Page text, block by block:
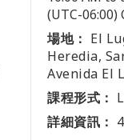
(UTC-
場地： El
Heredia,
Avenida El
課程形式：
詳細資訊：